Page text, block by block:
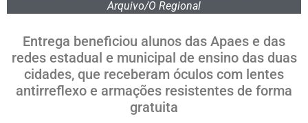
Arquivo/O Regional
Entrega beneficiou alunos das Apaes e das
redes estadual e municipal de ensino das duas
cidades, que receberam óculos com lentes
antirreflexo e armações resistentes de forma
gratuita